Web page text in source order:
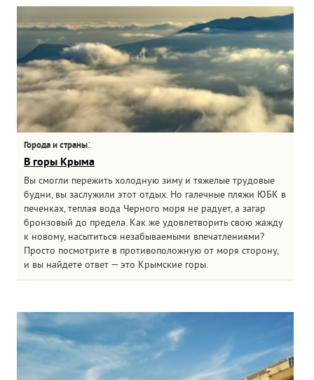
Города и страны:
В горы Крыма
Вы смогли пережить холодную зиму и тяжелые трудовые
будни, вы заслужили этот отдых. Но галечные пляжи ЮБК в
печенках, теплая вода Черного моря не радует, а загар
бронзовый до предела. Как же удовлетворить свою жажду
к новому, насытиться незабываемыми впечатлениями?
Просто посмотрите в противоположную от моря сторону,
и вы найдете ответ — это Крымские горы.